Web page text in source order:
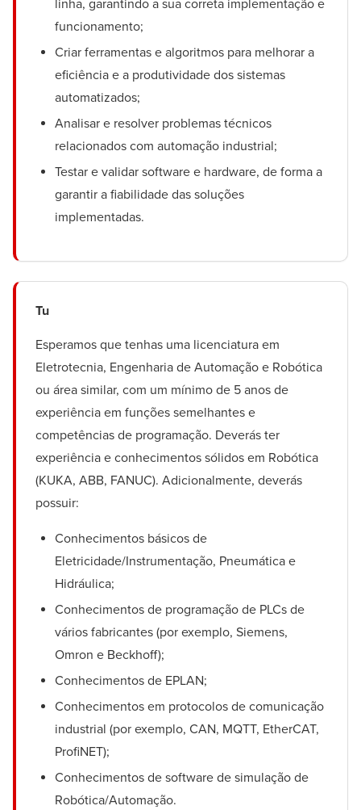
linha, garantindo a sua correta implementação e
funcionamento;
Criar ferramentas e algoritmos para melhorar a
eficiência e a produtividade dos sistemas
automatizados;
Analisar e resolver problemas técnicos
relacionados com automação industrial;
Testar e validar software e hardware, de forma a
garantir a fiabilidade das soluções
implementadas.
Tu
Esperamos que tenhas uma licenciatura em
Eletrotecnia, Engenharia de Automação e Robótica
ou área similar, com um mínimo de 5 anos de
experiência em funções semelhantes e
competências de programação. Deverás ter
experiência e conhecimentos sólidos em Robótica
(KUKA, ABB, FANUC). Adicionalmente, deverás
possuir:
Conhecimentos básicos de
Eletricidade/Instrumentação, Pneumática e
Hidráulica;
Conhecimentos de programação de PLCs de
vários fabricantes (por exemplo, Siemens,
Omron e Beckhoff);
Conhecimentos de EPLAN;
Conhecimentos em protocolos de comunicação
industrial (por exemplo, CAN, MQTT, EtherCAT,
ProfiNET);
Conhecimentos de software de simulação de
Robótica/Automação.